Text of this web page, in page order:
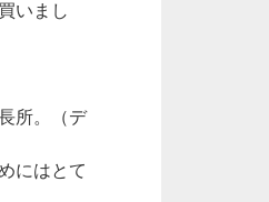
いまし
所。（デ
にはとて